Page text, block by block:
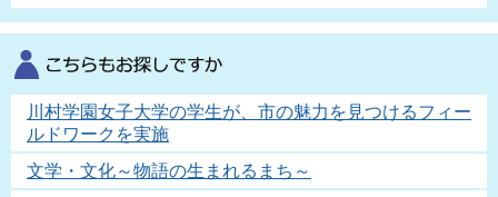
川村学園女子大学の学生が、市の魅力を見つけるフィー
ルドワークを実施
文学・文化～物語の生まれるまち～